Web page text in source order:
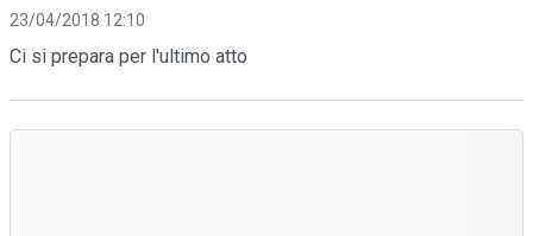
23/04/2018 12:10
Ci si prepara per l'ultimo atto